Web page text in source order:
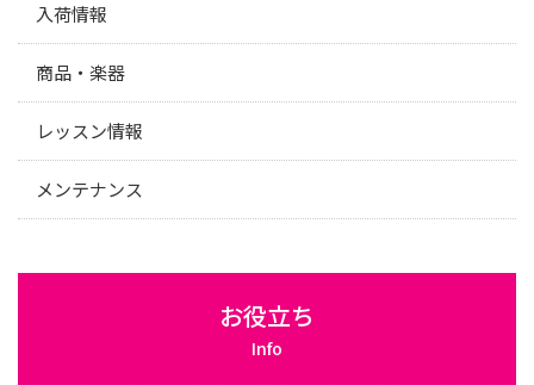
入荷情報
商品・楽器
レッスン情報
メンテナンス
お役立ち
Info